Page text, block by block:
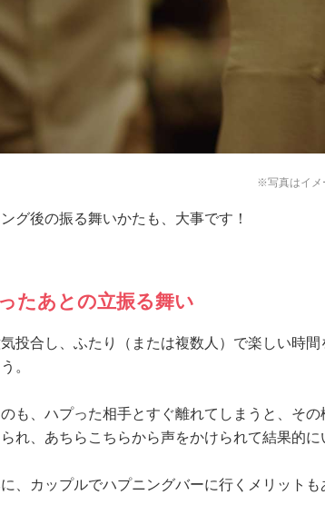
※写真はイメ
グ後の振る舞いかたも、大事です！
たあとの立振る舞い
投合し、ふたり（または複数人）で楽しい時
。
も、ハプった相手とすぐ離れてしまうと、そ
れ、あちらこちらから声をかけられて結果的に
、カップルでハプニングバーに行くメリットも